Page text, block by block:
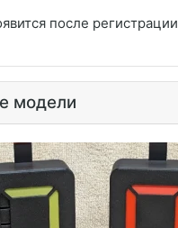
после регистрации
модели